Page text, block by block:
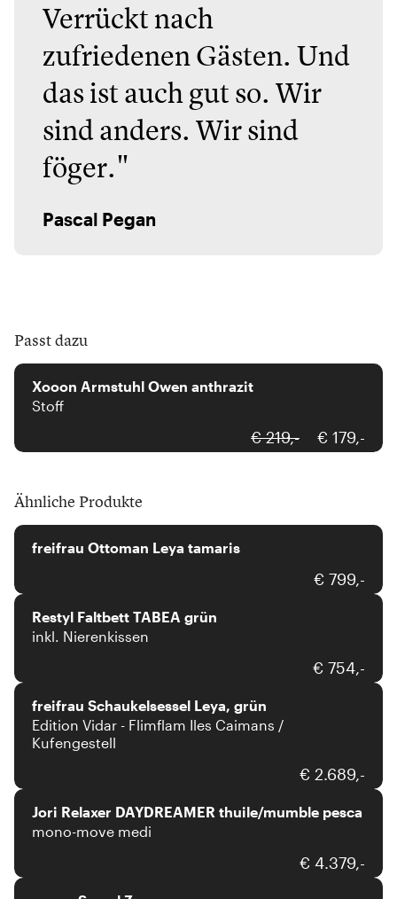
Verrückt nach
zufriedenen Gästen. Und
das ist auch gut so. Wir
sind anders. Wir sind
föger."
Pascal Pegan
Passt dazu
Xooon Armstuhl Owen anthrazit
Stoff
€ 219,- € 179,-
Ähnliche Produkte
freifrau Ottoman Leya tamaris
€ 799,-
Restyl
Restyl Faltbett TABEA grün
inkl. Nierenkissen
€ 754,-
freifrau
freifrau Schaukelsessel Leya, grün
Edition Vidar - Flimflam Iles Caimans /
Kufengestell
€ 2.689,-
Jori
Jori Relaxer DAYDREAMER thuile/mumble pesca
mono-move medi
€ 4.379,-
xooon